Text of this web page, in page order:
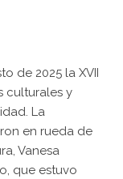
de 2025 la XVII
culturales y
La
en rueda de
Vanesa
que estuvo